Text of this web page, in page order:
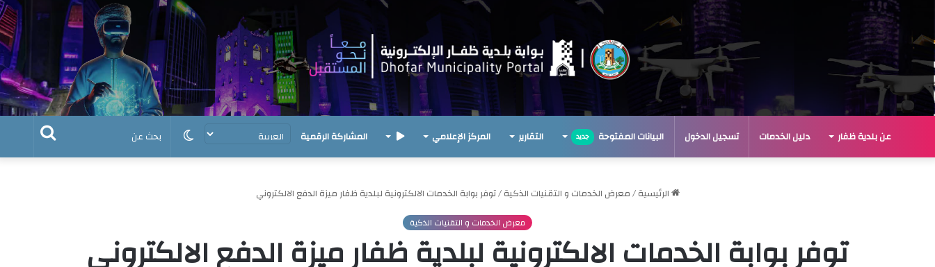
عن بلدية ظفار دليل الخدمات تسجيل الدخول البيانات المفتوحة جديد التقارير المركز الإعلامي المشاركة الرقمية بحث
الوضع
الرئيسية/معرض الخدمات و التقنيات الذكية/توفر بوابة الخدمات الالكترونية لبلدية ظفار ميزة الدفع الالكتروني
معرض الخدمات و التقنيات الذكية
توفر بوابة الخدمات الالكترونية لبلدية ظفار ميزة الدفع الالكتروني